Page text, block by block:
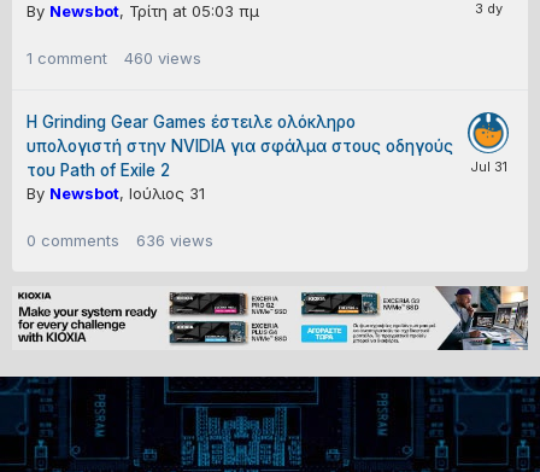
By Newsbot, Τρίτη at 05:03 πμ
1 comment 460 views
Η Grinding Gear Games έστειλε ολόκληρο
υπολογιστή στην NVIDIA για σφάλμα στους οδηγούς
του Path of Exile 2
By Newsbot, Ιούλιος 31
0 comments 636 views